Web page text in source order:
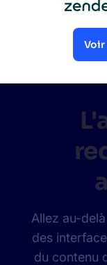
Allez au-
des
du contenu